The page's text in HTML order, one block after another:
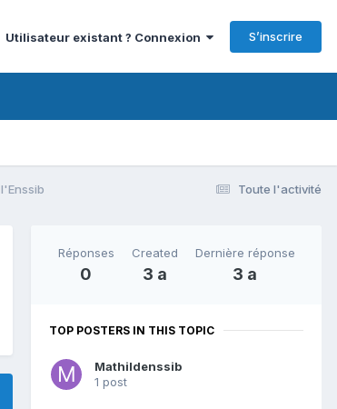
Utilisateur existant ? Connexion S’inscrire
Toute l'activité
Réponses
0
Created
3 a
Dernière réponse
3 a
TOP POSTERS IN THIS TOPIC
Mathildenssib
1 post